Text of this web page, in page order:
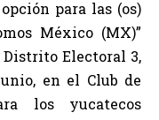
para las (os)
México (MX)”
Distrito Electoral 3,
en el Club de
los yucatecos